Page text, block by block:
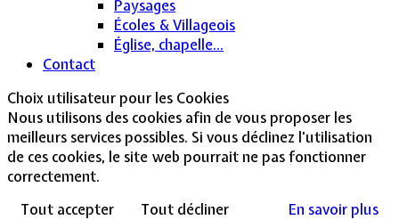
Paysages
Écoles & Villageois
Église, chapelle...
Contact
Choix utilisateur pour les Cookies
Nous utilisons des cookies afin de vous proposer les
meilleurs services possibles. Si vous déclinez l'utilisation
de ces cookies, le site web pourrait ne pas fonctionner
correctement.
Tout accepter
Tout décliner
En savoir plus